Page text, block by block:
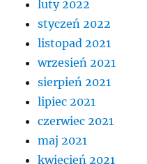
luty 2022
styczeń 2022
listopad 2021
wrzesień 2021
sierpień 2021
lipiec 2021
czerwiec 2021
maj 2021
kwiecień 2021